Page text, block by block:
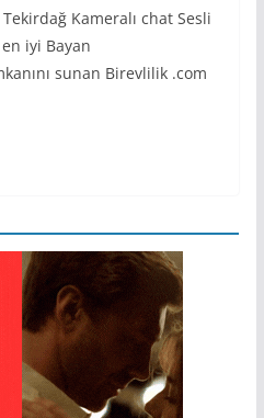
Kameralı chat Sesli
iyi Bayan
sunan Birevlilik .com